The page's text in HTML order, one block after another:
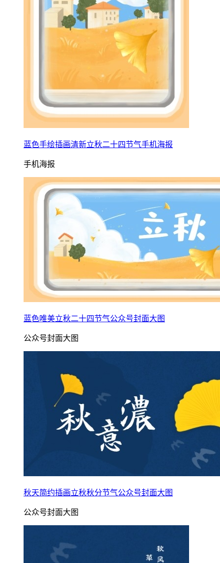
蓝色手绘插画清新立秋二十四节气手机海报
手机海报
蓝色唯美立秋二十四节气公众号封面大图
公众号封面大图
秋天简约插画立秋秋分节气公众号封面大图
公众号封面大图